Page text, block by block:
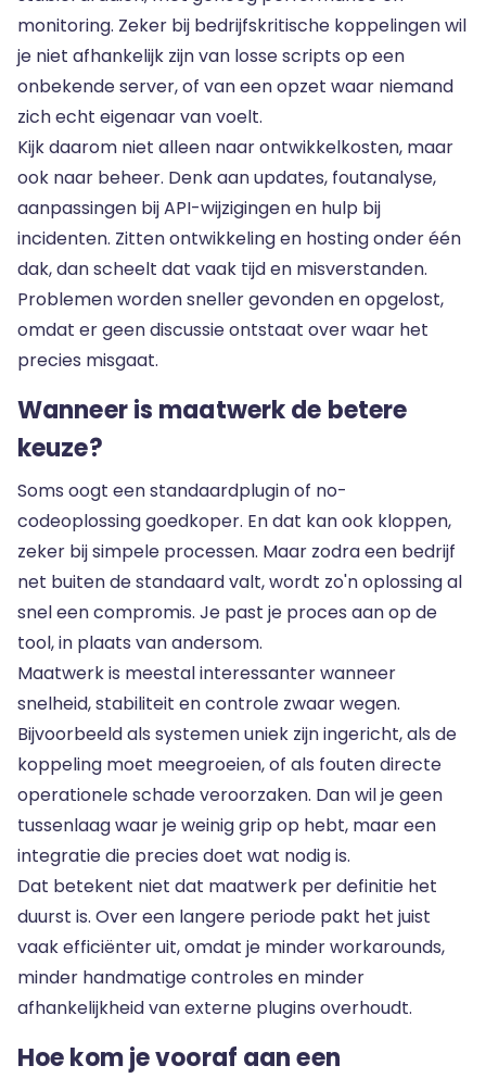
monitoring. Zeker bij bedrijfskritische koppelingen wil
je niet afhankelijk zijn van losse scripts op een
onbekende server, of van een opzet waar niemand
zich echt eigenaar van voelt.
Kijk daarom niet alleen naar ontwikkelkosten, maar
ook naar beheer. Denk aan updates, foutanalyse,
aanpassingen bij API-wijzigingen en hulp bij
incidenten. Zitten ontwikkeling en hosting onder één
dak, dan scheelt dat vaak tijd en misverstanden.
Problemen worden sneller gevonden en opgelost,
omdat er geen discussie ontstaat over waar het
precies misgaat.
Wanneer is maatwerk de betere
keuze?
Soms oogt een standaardplugin of no-
codeoplossing goedkoper. En dat kan ook kloppen,
zeker bij simpele processen. Maar zodra een bedrijf
net buiten de standaard valt, wordt zo'n oplossing al
snel een compromis. Je past je proces aan op de
tool, in plaats van andersom.
Maatwerk is meestal interessanter wanneer
snelheid, stabiliteit en controle zwaar wegen.
Bijvoorbeeld als systemen uniek zijn ingericht, als de
koppeling moet meegroeien, of als fouten directe
operationele schade veroorzaken. Dan wil je geen
tussenlaag waar je weinig grip op hebt, maar een
integratie die precies doet wat nodig is.
Dat betekent niet dat maatwerk per definitie het
duurst is. Over een langere periode pakt het juist
vaak efficiënter uit, omdat je minder workarounds,
minder handmatige controles en minder
afhankelijkheid van externe plugins overhoudt.
Hoe kom je vooraf aan een